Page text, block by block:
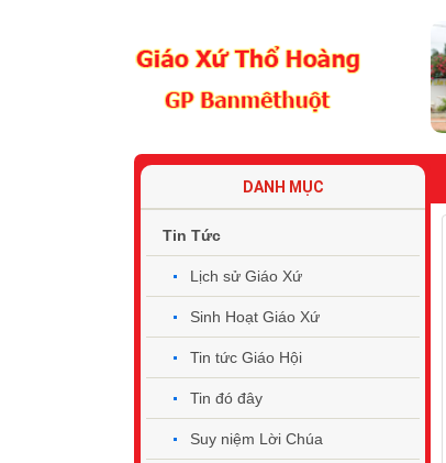
DANH MỤC
Tin Tức
Lịch sử Giáo Xứ
Sinh Hoạt Giáo Xứ
Tin tức Giáo Hội
Tin đó đây
Suy niệm Lời Chúa